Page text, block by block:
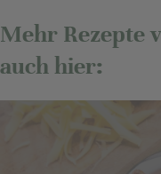
Mehr Rezepte
auch hier: